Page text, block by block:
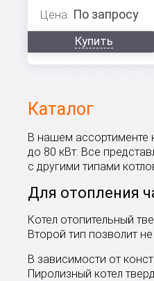
Цена: По запросу
Купить
Каталог
В нашем ассортименте
до 80 кВт. Все
с другими типами
Для отопления
Котел отопительный
Второй тип позволит
В зависимости от
Пиролизный котел